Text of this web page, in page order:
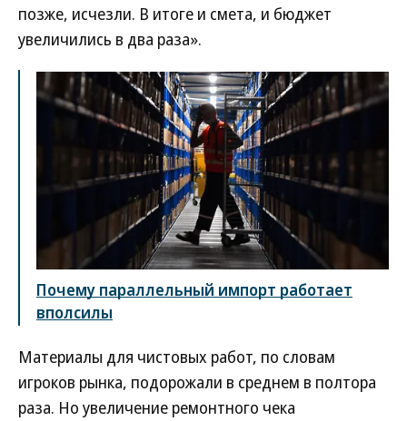
позже, исчезли. В итоге и смета, и бюджет
увеличились в два раза».
Почему параллельный импорт работает
вполсилы
Материалы для чистовых работ, по словам
игроков рынка, подорожали в среднем в полтора
раза. Но увеличение ремонтного чека